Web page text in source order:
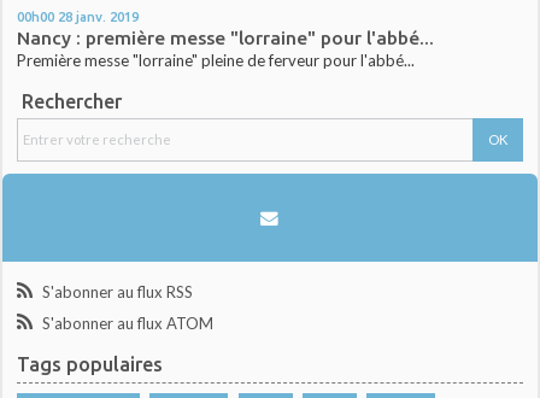
00h00 28 janv. 2019
Nancy : première messe "lorraine" pour l'abbé...
Première messe "lorraine" pleine de ferveur pour l'abbé...
Rechercher
S'abonner au flux RSS
S'abonner au flux ATOM
Tags populaires